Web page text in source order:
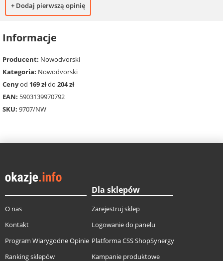
+ Dodaj pierwszą opinię
Informacje
Producent: Nowodvorski
Kategoria: Nowodvorski
Cenyod 169 złdo 204 zł
EAN: 5903139970792
SKU: 9707/NW
O nas
Kontakt
Program Wiarygodne Opinie
Ranking sklepów
Dla sklepów
Zarejestruj sklep
Logowanie do panelu
Platforma CSS ShopSynergy
Kampanie produktowe